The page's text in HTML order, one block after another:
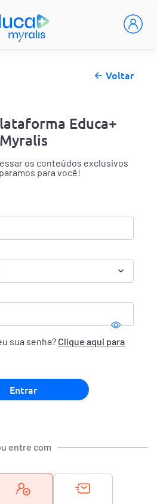
Voltar
Educa+
Myralis
os conteúdos exclusivos
para você!
sua senha? Clique aqui para
entre com